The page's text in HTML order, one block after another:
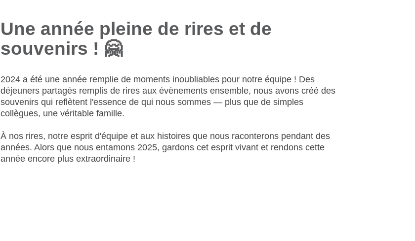
Une année pleine de rires et de
souvenirs ! 🤗
2024 a été une année remplie de moments inoubliables pour notre équipe ! Des
déjeuners partagés remplis de rires auxévènements ensemble, nous avons créé des
souvenirs qui reflètent l'essence de qui nous sommes — plus que de simples
collègues, une véritable famille.
À nos rires, notre esprit d'équipe et aux histoires que nous raconterons pendant des
années. Alors que nous entamons 2025, gardons cet esprit vivant et rendons cette
année encore plus extraordinaire !